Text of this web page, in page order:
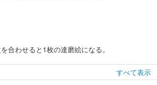
合わせると1枚の達磨絵になる。
すべて表示